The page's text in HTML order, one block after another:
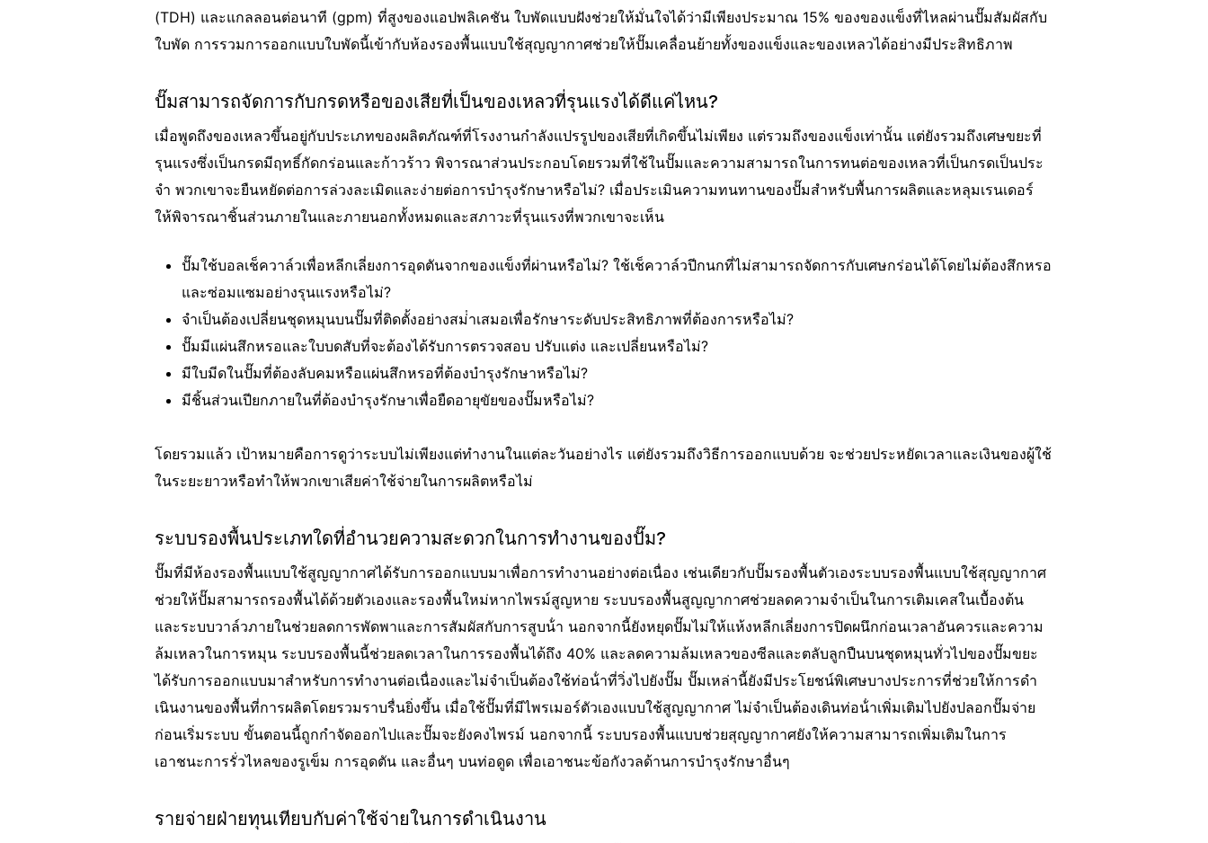
(TDH) และแกลลอนต่อนาที (gpm) ที่สูงของแอปพลิเคชัน ใบพัดแบบฝังช่วยให้มั่นใจได้ว่ามีเพียงประมาณ 15% ของของแข็งที่ไหลผ่านปั๊มสัมผัสกับ
ใบพัด การรวมการออกแบบใบพัดนี้เข้ากับห้องรองพื้นแบบใช้สุญญากาศช่วยให้ปั๊มเคลื่อนย้ายทั้งของแข็งและของเหลวได้อย่างมีประสิทธิภาพ
ปั๊มสามารถจัดการกับกรดหรือของเสียที่เป็นของเหลวที่รุนแรงได้ดีแค่ไหน?
เมื่อพูดถึงของเหลวขึ้นอยู่กับประเภทของผลิตภัณฑ์ที่โรงงานกําลังแปรรูปของเสียที่เกิดขึ้นไม่เพียง แต่รวมถึงของแข็งเท่านั้น แต่ยังรวมถึงเศษขยะที่
รุนแรงซึ่งเป็นกรดมีฤทธิ์กัดกร่อนและก้าวร้าว พิจารณาส่วนประกอบโดยรวมที่ใช้ในปั๊มและความสามารถในการทนต่อของเหลวที่เป็นกรดเป็นประ
จํา พวกเขาจะยืนหยัดต่อการล่วงละเมิดและง่ายต่อการบํารุงรักษาหรือไม่? เมื่อประเมินความทนทานของปั๊มสําหรับพื้นการผลิตและหลุมเรนเดอร์
ให้พิจารณาชิ้นส่วนภายในและภายนอกทั้งหมดและสภาวะที่รุนแรงที่พวกเขาจะเห็น
ปั๊มใช้บอลเช็ควาล์วเพื่อหลีกเลี่ยงการอุดตันจากของแข็งที่ผ่านหรือไม่? ใช้เช็ควาล์วปีกนกที่ไม่สามารถจัดการกับเศษกร่อนได้โดยไม่ต้องสึกหรอ
และซ่อมแซมอย่างรุนแรงหรือไม่?
จําเป็นต้องเปลี่ยนชุดหมุนบนปั๊มที่ติดตั้งอย่างสม่ําเสมอเพื่อรักษาระดับประสิทธิภาพที่ต้องการหรือไม่?
ปั๊มมีแผ่นสึกหรอและใบบดสับที่จะต้องได้รับการตรวจสอบ ปรับแต่ง และเปลี่ยนหรือไม่?
มีใบมีดในปั๊มที่ต้องลับคมหรือแผ่นสึกหรอที่ต้องบํารุงรักษาหรือไม่?
มีชิ้นส่วนเปียกภายในที่ต้องบํารุงรักษาเพื่อยืดอายุขัยของปั๊มหรือไม่?
โดยรวมแล้ว เป้าหมายคือการดูว่าระบบไม่เพียงแต่ทํางานในแต่ละวันอย่างไร แต่ยังรวมถึงวิธีการออกแบบด้วย จะช่วยประหยัดเวลาและเงินของผู้ใช้
ในระยะยาวหรือทําให้พวกเขาเสียค่าใช้จ่ายในการผลิตหรือไม่
ระบบรองพื้นประเภทใดที่อํานวยความสะดวกในการทํางานของปั๊ม?
ปั๊มที่มีห้องรองพื้นแบบใช้สูญญากาศได้รับการออกแบบมาเพื่อการทํางานอย่างต่อเนื่อง เช่นเดียวกับปั๊มรองพื้นตัวเองระบบรองพื้นแบบใช้สุญญากาศ
ช่วยให้ปั๊มสามารถรองพื้นได้ด้วยตัวเองและรองพื้นใหม่หากไพรม์สูญหาย ระบบรองพื้นสูญญากาศช่วยลดความจําเป็นในการเติมเคสในเบื้องต้น
และระบบวาล์วภายในช่วยลดการพัดพาและการสัมผัสกับการสูบน้ํา นอกจากนี้ยังหยุดปั๊มไม่ให้แห้งหลีกเลี่ยงการปิดผนึกก่อนเวลาอันควรและความ
ล้มเหลวในการหมุน ระบบรองพื้นนี้ช่วยลดเวลาในการรองพื้นได้ถึง 40% และลดความล้มเหลวของซีลและตลับลูกปืนบนชุดหมุนทั่วไปของปั๊มขยะ
ได้รับการออกแบบมาสําหรับการทํางานต่อเนื่องและไม่จําเป็นต้องใช้ท่อน้ําที่วิ่งไปยังปั๊ม ปั๊มเหล่านี้ยังมีประโยชน์พิเศษบางประการที่ช่วยให้การดํา
เนินงานของพื้นที่การผลิตโดยรวมราบรื่นยิ่งขึ้น เมื่อใช้ปั๊มที่มีไพรเมอร์ตัวเองแบบใช้สูญญากาศ ไม่จําเป็นต้องเดินท่อน้ําเพิ่มเติมไปยังปลอกปั๊มจ่าย
ก่อนเริ่มระบบ ขั้นตอนนี้ถูกกําจัดออกไปและปั๊มจะยังคงไพรม์ นอกจากนี้ ระบบรองพื้นแบบช่วยสุญญากาศยังให้ความสามารถเพิ่มเติมในการ
เอาชนะการรั่วไหลของรูเข็ม การอุดตัน และอื่นๆ บนท่อดูด เพื่อเอาชนะข้อกังวลด้านการบํารุงรักษาอื่นๆ
รายจ่ายฝ่ายทุนเทียบกับค่าใช้จ่ายในการดําเนินงาน